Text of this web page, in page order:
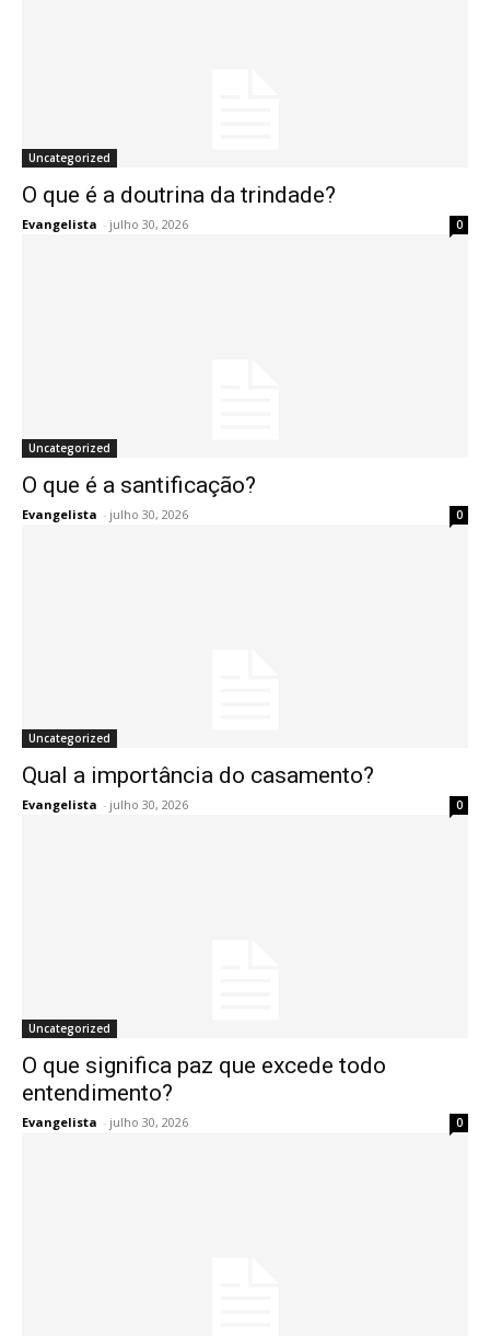
Uncategorized
O que é a doutrina da trindade?
Evangelista - julho 30, 2026 0
Uncategorized
O que é a santificação?
Evangelista - julho 30, 2026 0
Uncategorized
Qual a importância do casamento?
Evangelista - julho 30, 2026 0
Uncategorized
O que significa paz que excede todo
entendimento?
Evangelista - julho 30, 2026 0